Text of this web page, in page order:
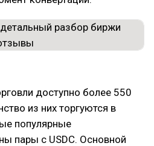
доступно более 550
из них торгуются в
популярные
пары c USDC. Основной